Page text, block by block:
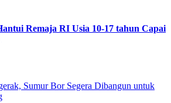
Remaja RI Usia 10-17 tahun Capai
Sumur Bor Segera Dibangun untuk